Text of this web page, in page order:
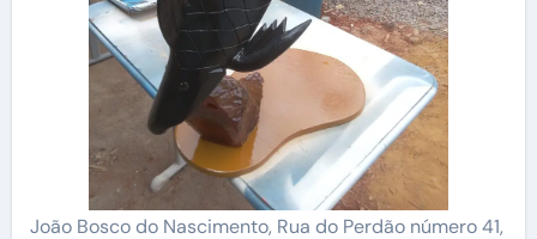
João Bosco do Nascimento, Rua do Perdão número 41,